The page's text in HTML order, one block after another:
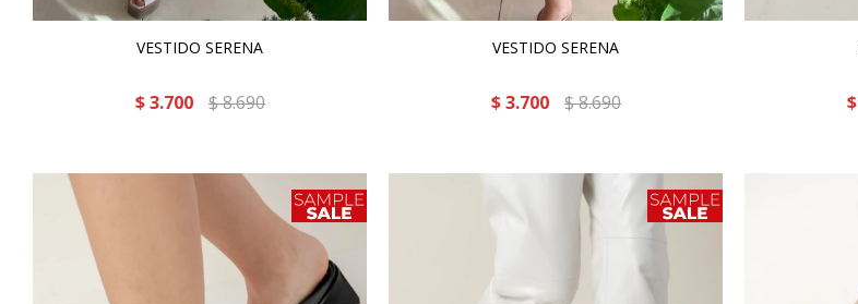
VESTIDO SERENA
$ 3.700 $8.690
VESTIDO SERENA
$ 3.700 $8.690 $